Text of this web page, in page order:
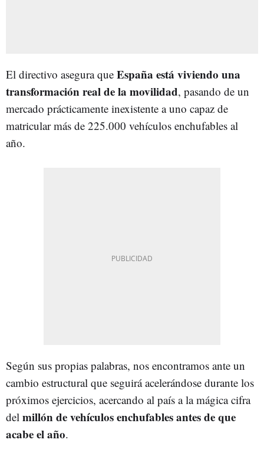
El directivo asegura que España está viviendo una
transformación real de la movilidad, pasando de un
mercado prácticamente inexistente a uno capaz de
matricular más de 225.000 vehículos enchufables al
año.
Según sus propias palabras, nos encontramos ante un
cambio estructural que seguirá acelerándose durante los
próximos ejercicios, acercando al país a la mágica cifra
del millón de vehículos enchufables antes de que
acabe el año.